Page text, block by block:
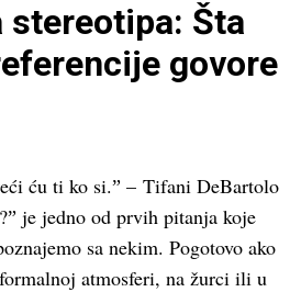
Šta
govore
ću ti ko si.ˮ – Tifani DeBartolo
je jedno od prvih pitanja koje
sa nekim. Pogotovo ako
atmosferi, na žurci ili u